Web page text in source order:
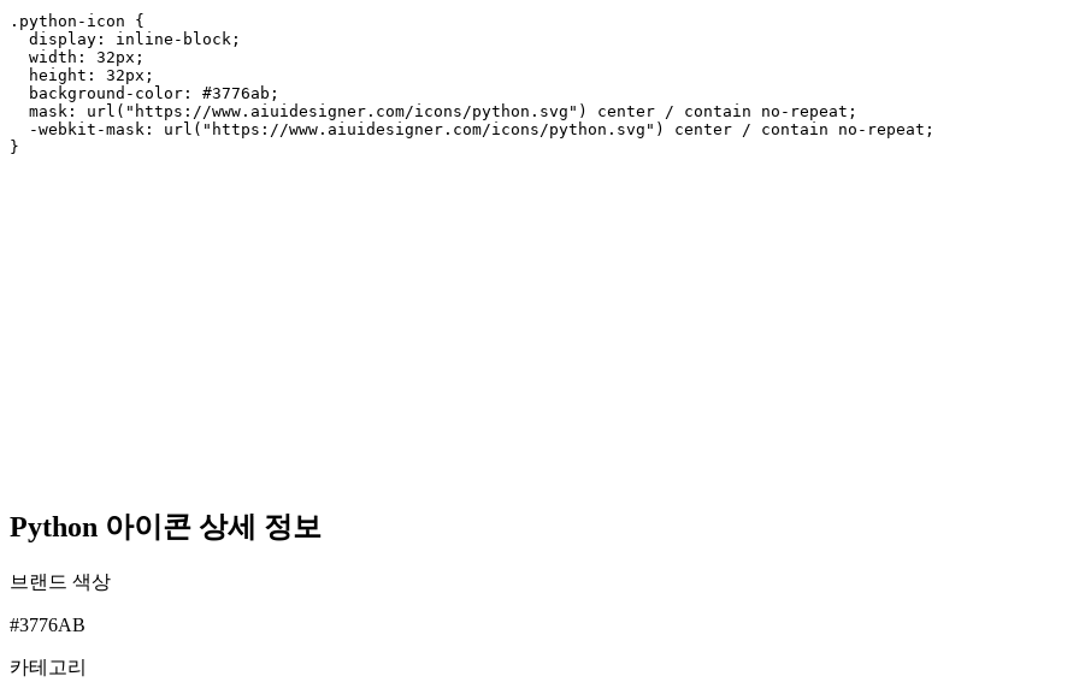
.python-icon {
  display: inline-block;
  width: 32px;
  height: 32px;
  background-color: #3776ab;
  mask: url("https://www.aiuidesigner.com/icons/python.svg") center / contain no-repeat;
  -webkit-mask: url("https://www.aiuidesigner.com/icons/python.svg") center / contain no-repeat;
}
Python 아이콘 상세 정보
브랜드 색상
#3776AB
카테고리